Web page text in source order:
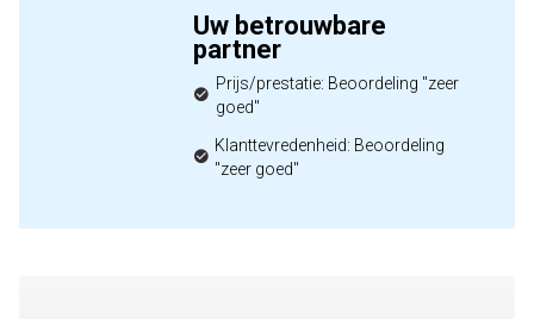
Uw betrouwbare
partner
Prijs/prestatie: Beoordeling "zeer
goed"
Klanttevredenheid: Beoordeling
"zeer goed"